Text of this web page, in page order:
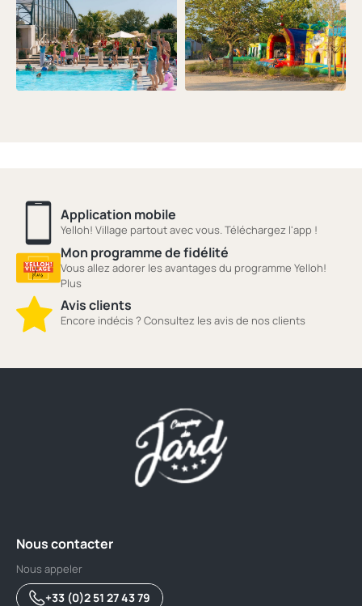
Application mobile
Yelloh! Village partout avec vous. Téléchargez l'app !
Mon programme de fidélité
Vous allez adorer les avantages du programme Yelloh!
Plus
Avis clients
Encore indécis ? Consultez les avis de nos clients
Nous contacter
Nous appeler
+33 (0)2 51 27 43 79